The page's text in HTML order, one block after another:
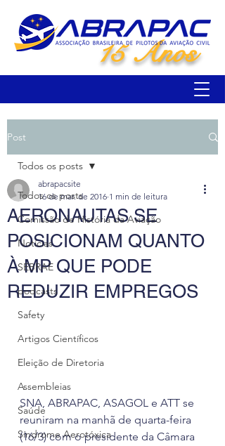
15 Anos
Post
Todos os posts
Comissão de História da Aviação
Notícias
SEBRAE
podcasts
Safety
Artigos Científicos
Eleição de Diretoria
Assembleias
Saúde
Síndrome Aerotóxica
Todos os posts
AERONAUTAS SE
POSICIONAM QUANTO
À MP QUE PODE
REDUZIR EMPREGOS
abrapacsite
16 de mar. de 2016 1 min de leitura
SNA, ABRAPAC, ASAGOL e ATT se
reuniram na manhã de quarta-feira
(16/3) com o presidente da Câmara